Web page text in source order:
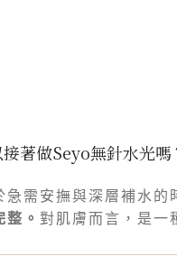
著做Seyo無針水光嗎
需安撫與深層補水的
。 對肌膚而言，是一